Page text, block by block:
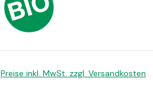
Preise inkl. MwSt. zzgl. Versandkosten